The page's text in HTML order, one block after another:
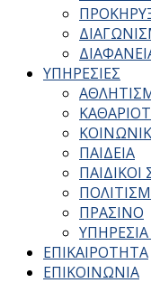
ΥΠΗΡΕΣΙΕΣ
ΠΑΙΔΕΙΑ
ΠΡΑΣΙΝΟ
ΕΠΙΚΑΙΡΟΤΗΤΑ
ΕΠΙΚΟΙΝΩΝΙΑ